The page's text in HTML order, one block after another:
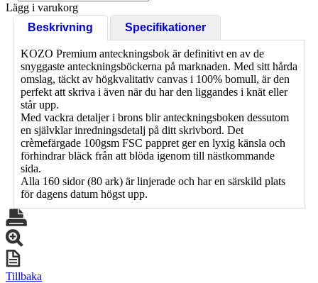
Lägg i varukorg
Beskrivning
Specifikationer
KOZO Premium anteckningsbok är definitivt en av de
snyggaste anteckningsböckerna på marknaden. Med sitt hårda
omslag, täckt av högkvalitativ canvas i 100% bomull, är den
perfekt att skriva i även när du har den liggandes i knät eller
står upp.
Med vackra detaljer i brons blir anteckningsboken dessutom
en självklar inredningsdetalj på ditt skrivbord. Det
crèmefärgade 100gsm FSC pappret ger en lyxig känsla och
förhindrar bläck från att blöda igenom till nästkommande
sida.
Alla 160 sidor (80 ark) är linjerade och har en särskild plats
för dagens datum högst upp.
Tillbaka